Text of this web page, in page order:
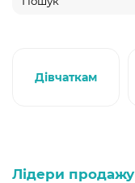
Дівчаткам
Лідери продажу